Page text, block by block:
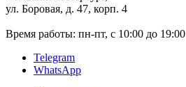
ул. Боровая, д. 47, корп. 4
Время работы: пн-пт, с 10:00 до 19:00
Telegram
WhatsApp